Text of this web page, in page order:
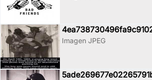
Imagen JPEG